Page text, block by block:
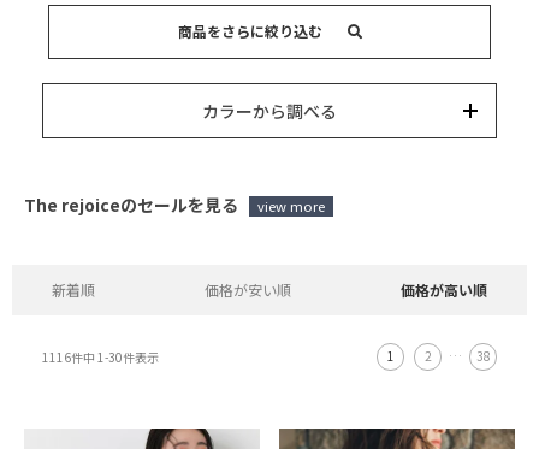
商品をさらに絞り込む
ブランド
カラーから調べる
The rejoiceのセールを見る
価格が安い順 価格が高い順
新着順
1116件中 1-30件表示 1 2 … 38